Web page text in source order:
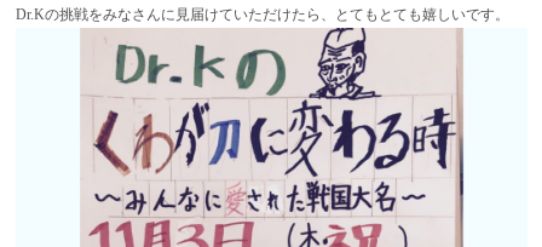
Dr.Kの挑戦をみなさんに見届けていただけたら、とてもとても嬉しいです。